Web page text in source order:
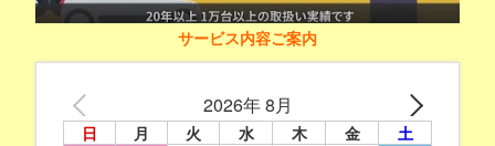
サービス内容ご案内
2026年 8月
日 月 火 水 木 金 土